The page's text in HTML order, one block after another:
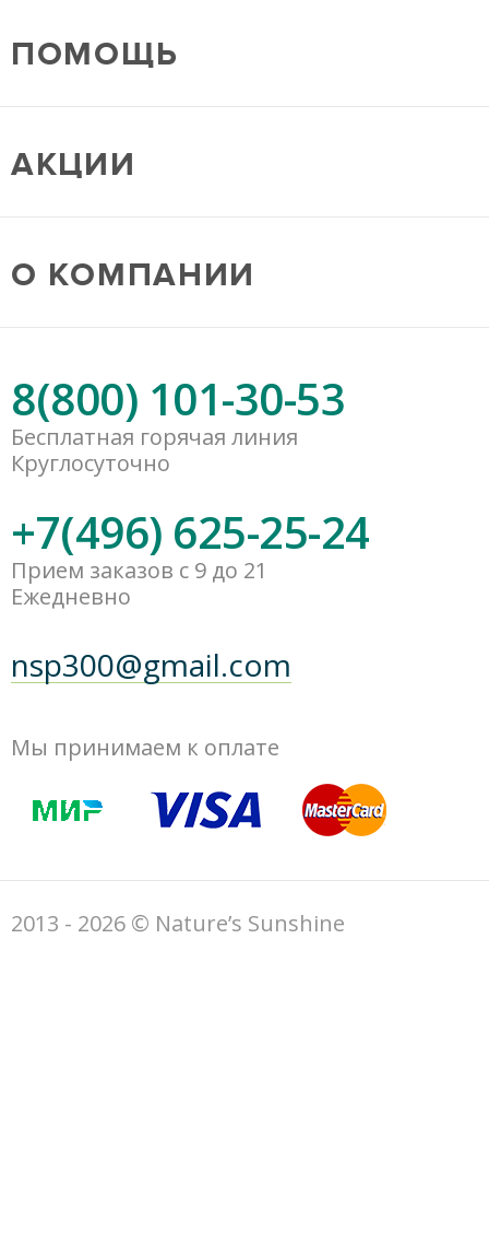
ПОМОЩЬ
АКЦИИ
О КОМПАНИИ
8(800) 101-30-53
Бесплатная горячая линия
Круглосуточно
+7(496) 625-25-24
Прием заказов с 9 до 21
Ежедневно
nsp300@gmail.com
Мы принимаем к оплате
2013 - 2026 © Nature’s Sunshine